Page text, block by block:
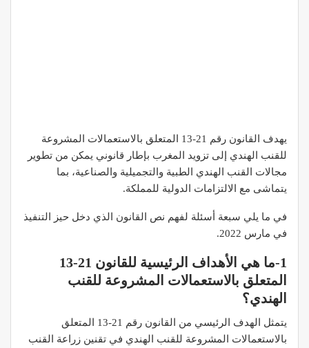
يهدف القانون رقم 21-13 المتعلق بالاستعمالات المشروعة
للقنب الهندي إلى تزويد المغرب بإطار قانوني يمكن من تطوير
مجالات القنب الهندي الطبية والتجميلية والصناعية، بما
يتماشى مع الالتزامات الدولية للمملكة.
في ما يلي سبعة أسئلة لفهم نص القانون الذي دخل حيز التنفيذ
في مارس 2022.
1-ما هي الأهداف الرئيسية للقانون 21-13
المتعلق بالاستعمالات المشروعة للقنب
الهندي؟
يتمثل الهدف الرئيسي من القانون رقم 21-13 المتعلق
بالاستعمالات المشروعة للقنب الهندي في تقنين زراعة القنب